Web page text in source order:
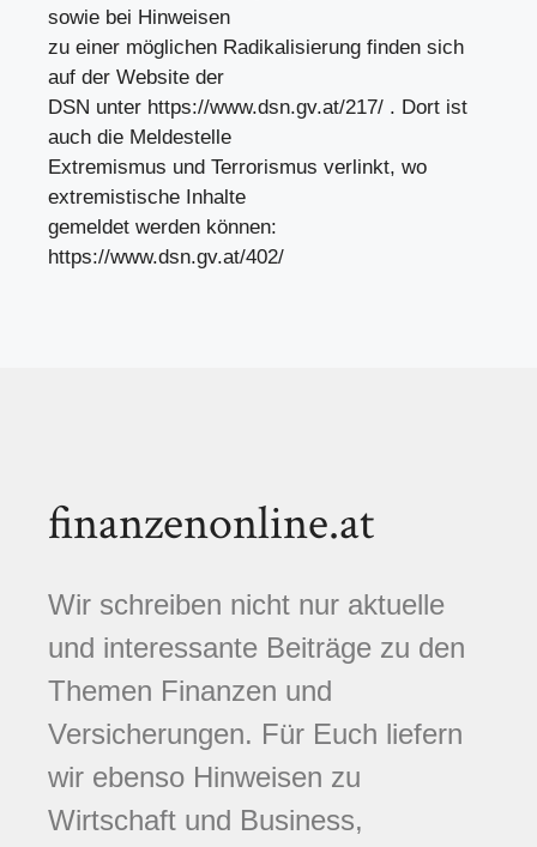
sowie bei Hinweisen
zu einer möglichen Radikalisierung finden sich
auf der Website der
DSN unter https://www.dsn.gv.at/217/ . Dort ist
auch die Meldestelle
Extremismus und Terrorismus verlinkt, wo
extremistische Inhalte
gemeldet werden können:
https://www.dsn.gv.at/402/
finanzenonline.at
Wir schreiben nicht nur aktuelle
und interessante Beiträge zu den
Themen Finanzen und
Versicherungen. Für Euch liefern
wir ebenso Hinweisen zu
Wirtschaft und Business,